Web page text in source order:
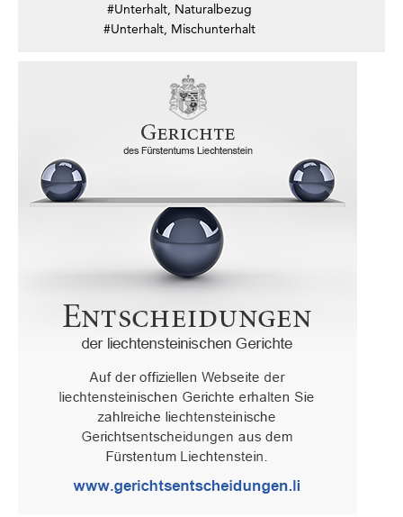
#Unterhalt, Naturalbezug
#Unterhalt, Mischunterhalt